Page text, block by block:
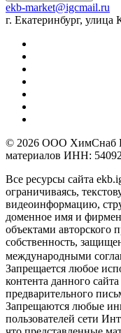
ekb-market@igcmail.ru
г. Екатеринбург, улица
© 2026 ООО ХимСнаб
материалов ИНН:
Все ресурсы сайта
ограничиваясь,
видеоинформацию,
доменное имя и
объектами авторского
собственность,
международными
Запрещается любое
контента данного
предварительного
Запрещаются любые
пользователей сети